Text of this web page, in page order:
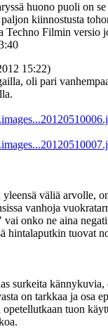
huono puoli on
kiinnostusta
Techno Filmin versio
15:22)
oli pari
väliä arvolle,
vanhoja
vai onko ne aina
hintalaputkin tuovat
surkeita kännykuvia,
on tarkkaa ja osa
opetellutkaan tuon